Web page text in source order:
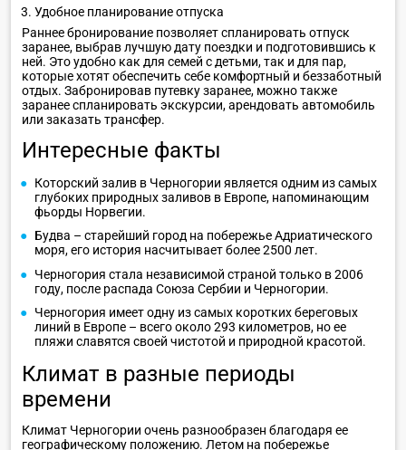
Удобное планирование отпуска
Раннее бронирование позволяет спланировать отпуск
заранее, выбрав лучшую дату поездки и подготовившись к
ней. Это удобно как для семей с детьми, так и для пар,
которые хотят обеспечить себе комфортный и беззаботный
отдых. Забронировав путевку заранее, можно также
заранее спланировать экскурсии, арендовать автомобиль
или заказать трансфер.
Интересные факты
Которский залив в Черногории является одним из самых
глубоких природных заливов в Европе, напоминающим
фьорды Норвегии.
Будва – старейший город на побережье Адриатического
моря, его история насчитывает более 2500 лет.
Черногория стала независимой страной только в 2006
году, после распада Союза Сербии и Черногории.
Черногория имеет одну из самых коротких береговых
линий в Европе – всего около 293 километров, но ее
пляжи славятся своей чистотой и природной красотой.
Климат в разные периоды
времени
Климат Черногории очень разнообразен благодаря ее
географическому положению. Летом на побережье